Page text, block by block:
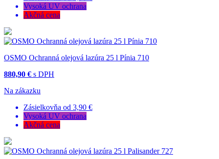
Vysoká UV ochrana
Akčná cena
OSMO Ochranná olejová lazúra 25 l Pínia 710
880,90 € s DPH
Na zákazku
Zásielkovňa od 3,90 €
Vysoká UV ochrana
Akčná cena